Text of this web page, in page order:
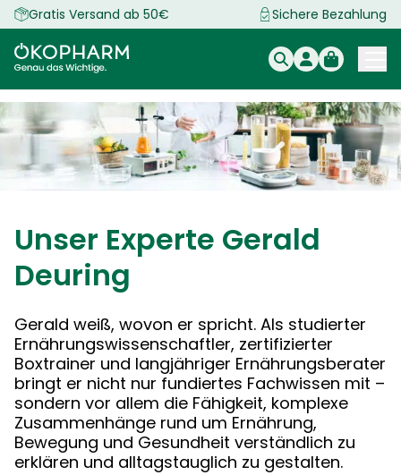
Zum
Inhalt
springen
Gratis Versand ab 50€ Sichere Bezahlung
Unser Experte Gerald
Deuring
Gerald weiß, wovon er spricht. Als studierter
Ernährungswissenschaftler, zertifizierter
Boxtrainer und langjähriger Ernährungsberater
bringt er nicht nur fundiertes Fachwissen mit –
sondern vor allem die Fähigkeit, komplexe
Zusammenhänge rund um Ernährung,
Bewegung und Gesundheit verständlich zu
erklären und alltagstauglich zu gestalten.